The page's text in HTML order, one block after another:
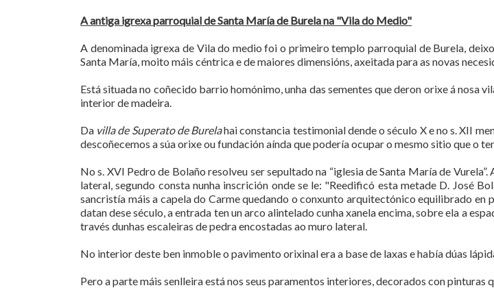
A antiga igrexa parroquial de Santa María de Burela na "Vila do Medio"
A denominada igrexa de Vila do medio foi o primeiro templo parroquial de Burela,
Santa María, moito máis céntrica e de maiores dimensións, axeitada para as novas
Está situada no coñecido barrio homónimo, unha das sementes que deron orixe á nosa
interior de madeira.
Da villa de Superato de Burelahai constancia testimonial dende o século X e no s. XII
descoñecemos a súa orixe ou fundación aínda que podería ocupar o mesmo sitio que o
No s. XVI Pedro de Bolaño resolveu ser sepultado na “iglesia de Santa María de
lateral, segundo consta nunha inscrición onde se le: "Reedificó esta metade D. José
sancristía máis a capela do Carme quedando o conxunto arquitectónico equilibrado en
datan dese século, a entrada ten un arco alintelado cunha xanela encima, sobre ela a
través dunhas escaleiras de pedra encostadas ao muro lateral.
No interior deste ben inmoble o pavimento orixinal era a base de laxas e había dúas
Pero a parte máis senlleira está nos seus paramentos interiores, decorados con pinturas